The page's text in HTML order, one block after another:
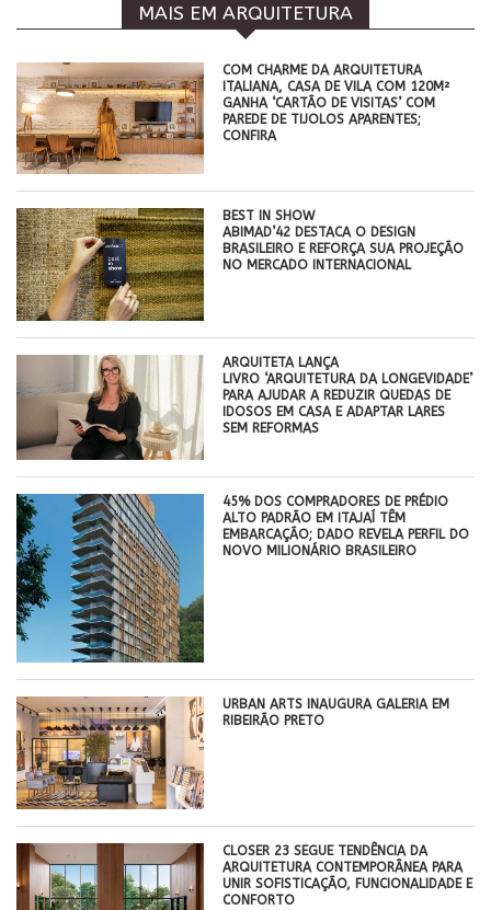
MAIS EM ARQUITETURA
COM CHARME DA ARQUITETURA
ITALIANA, CASA DE VILA COM 120M²
GANHA ‘CARTÃO DE VISITAS’ COM
PAREDE DE TIJOLOS APARENTES;
CONFIRA
BEST IN SHOW
ABIMAD’42 DESTACA O DESIGN
BRASILEIRO E REFORÇA SUA PROJEÇÃO
NO MERCADO INTERNACIONAL
ARQUITETA LANÇA
LIVRO ‘ARQUITETURA DA LONGEVIDADE’
PARA AJUDAR A REDUZIR QUEDAS DE
IDOSOS EM CASA E ADAPTAR LARES
SEM REFORMAS
45% DOS COMPRADORES DE PRÉDIO
ALTO PADRÃO EM ITAJAÍ TÊM
EMBARCAÇÃO; DADO REVELA PERFIL DO
NOVO MILIONÁRIO BRASILEIRO
​URBAN ARTS INAUGURA GALERIA EM
RIBEIRÃO PRETO
CLOSER 23 SEGUE TENDÊNCIA DA
ARQUITETURA CONTEMPORÂNEA PARA
UNIR SOFISTICAÇÃO, FUNCIONALIDADE E
CONFORTO